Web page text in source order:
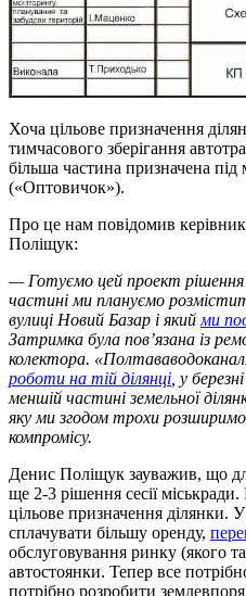
Хоча цільове призначення
тимчасового зберігання
більша частина призначена
(«Оптовичок»).
Про це нам повідомив
Поліщук:
— Готуємо цей проект рішення
частині ми плануємо
вулиці Новий Базар і який ми
Затримка була пов’язана із
колектора.
роботи на тій ділянці , у
меншій частині земельної
яку ми згодом трохи
компромісу.
Денис Поліщук зауважив, що
ще 2-3 рішення сесії
цільове призначення ділянки.
сплачувати більшу оренду,
обслуговування ринку (якого
автостоянки. Тепер все
потрібно розробити